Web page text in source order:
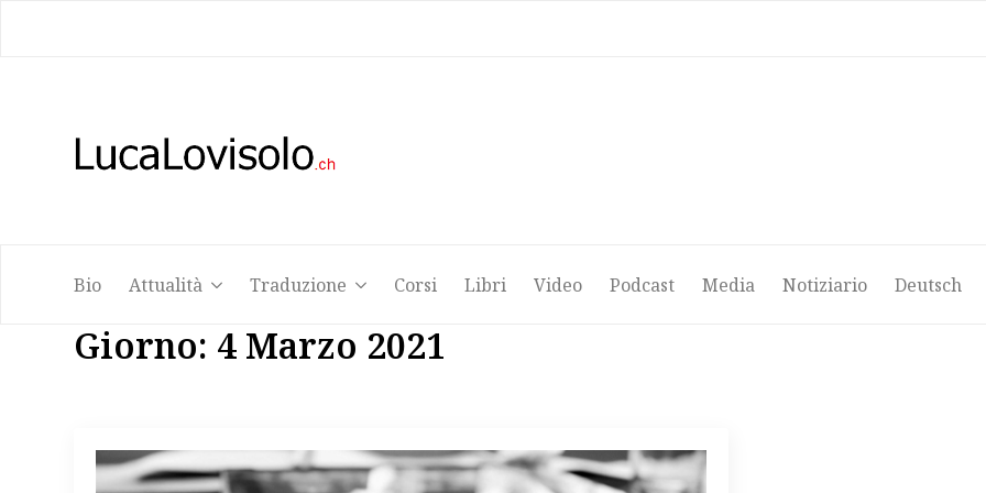
Bio Attualità Traduzione Corsi Libri Video Podcast Media Notiziario Deutsch
Giorno: 4 Marzo 2021